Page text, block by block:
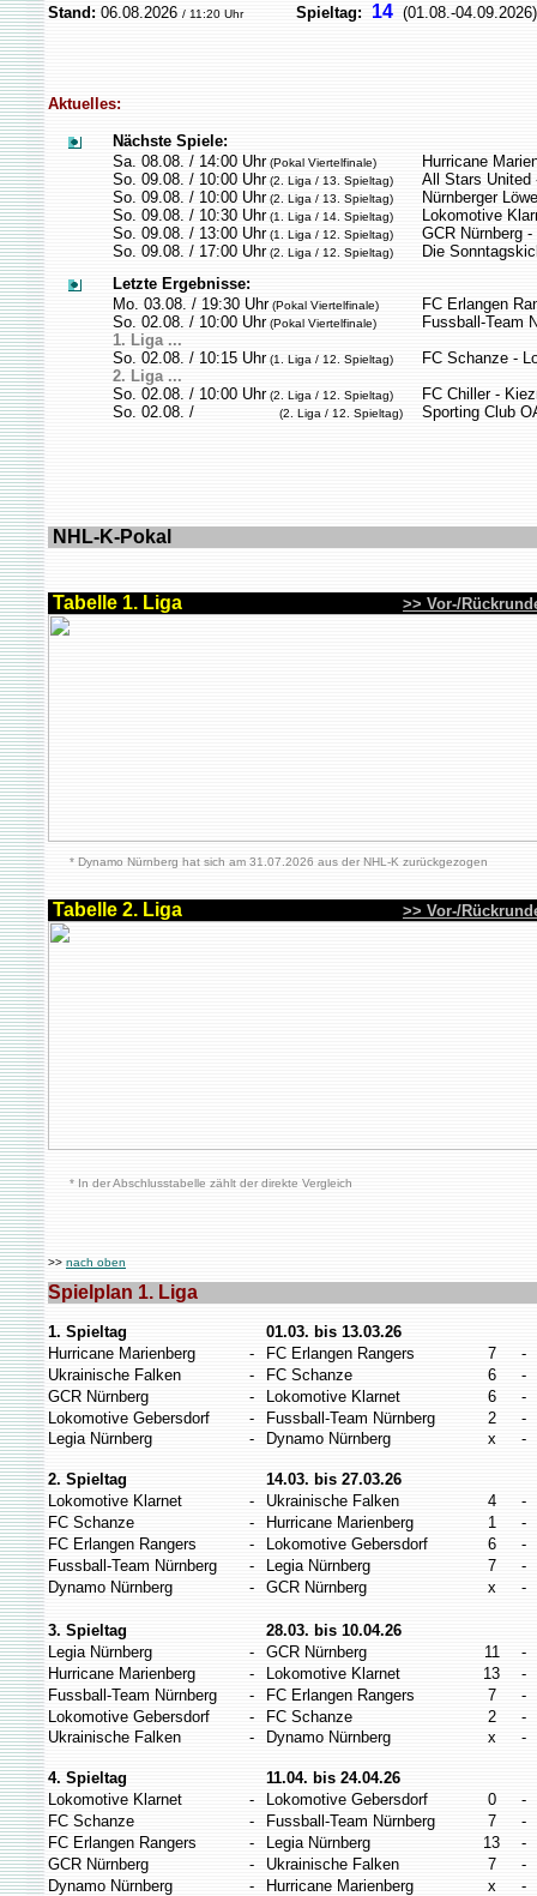
Stand: 06.08.2026 / 11:20 Uhr Spieltag: 14 (01.08.-04.09.2026)
Aktuelles:
Nächste Spiele:
Sa. 08.08. / 14:00 Uhr(Pokal Viertelfinale)
Hurricane
So. 09.08. / 10:00 Uhr(2. Liga / 13. Spieltag)
All Stars United
So. 09.08. / 10:00 Uhr(2. Liga / 13. Spieltag)
Nürnberger
So. 09.08. / 10:30 Uhr(1. Liga / 14. Spieltag)
Lokomotive
So. 09.08. / 13:00 Uhr(1. Liga / 12. Spieltag)
GCR Nürnberg
So. 09.08. / 17:00 Uhr(2. Liga / 12. Spieltag)
Die
Letzte Ergebnisse:
Mo. 03.08. / 19:30 Uhr(Pokal Viertelfinale)
FC Erlangen
So. 02.08. / 10:00 Uhr(Pokal Viertelfinale)
Fussball-Team
1. Liga ...
So. 02.08. / 10:15 Uhr(1. Liga / 12. Spieltag)
FC Schanze -
2. Liga ...
So. 02.08. / 10:00 Uhr(2. Liga / 12. Spieltag)
FC Chiller -
So. 02.08. /
(2. Liga / 12. Spieltag) Sporting Club
NHL-K-Pokal
Tabelle 1. Liga >> Vor-/
* Dynamo Nürnberg hat sich am 31.07.2026 aus der NHL-K zurückgezogen
Tabelle 2. Liga >> Vor-/
* In der Abschlusstabelle zählt der direkte Vergleich
>> nach oben
Spielplan 1. Liga
1. Spieltag
01.03. bis 13.03.26
Hurricane Marienberg
- FC Erlangen Rangers 7
-
Ukrainische Falken
- FC Schanze 6
-
GCR Nürnberg
- Lokomotive Klarnet 6
-
Lokomotive Gebersdorf
- Fussball-Team Nürnberg 2
-
Legia Nürnberg
- Dynamo Nürnberg x -
2. Spieltag
14.03. bis 27.03.26
Lokomotive Klarnet
- Ukrainische Falken 4
-
FC Schanze
- Hurricane Marienberg 1
-
FC Erlangen Rangers
- Lokomotive Gebersdorf 6
-
Fussball-Team Nürnberg
- Legia Nürnberg 7
-
Dynamo Nürnberg
- GCR Nürnberg x -
3. Spieltag
28.03. bis 10.04.26
Legia Nürnberg
- GCR Nürnberg 11
-
Hurricane Marienberg
- Lokomotive Klarnet 13
-
Fussball-Team Nürnberg
- FC Erlangen Rangers 7
-
Lokomotive Gebersdorf
- FC Schanze 2
-
Ukrainische Falken
- Dynamo Nürnberg x -
4. Spieltag
11.04. bis 24.04.26
Lokomotive Klarnet
- Lokomotive Gebersdorf 0
-
FC Schanze
- Fussball-Team Nürnberg 7
-
FC Erlangen Rangers
- Legia Nürnberg 13
-
GCR Nürnberg
- Ukrainische Falken 7
-
Dynamo Nürnberg
- Hurricane Marienberg x -